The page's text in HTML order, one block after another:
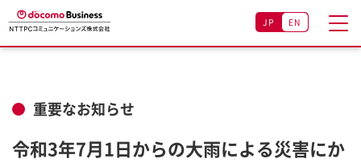
JP EN
重要なお知らせ
令和3年7月1日からの大雨による災害にか